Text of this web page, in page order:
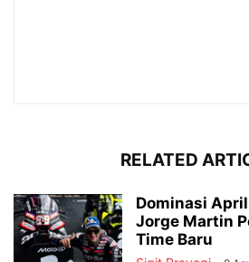
RELATED
Dominasi
Jorge Martin
Time Baru